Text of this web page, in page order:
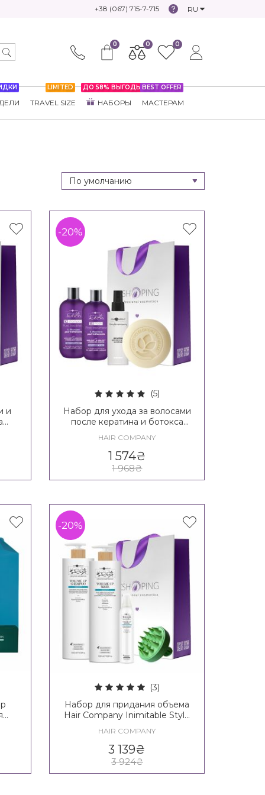
+38 (067) 715-7-715 RU
0 0 0
LIMITED
TRAVEL SIZE
ДО 58% ВЫГОДЫ
НАБОРЫ
BEST OFFER
МАСТЕРАМ
и
-20%
(5)
Набор для ухода за волосами
после кератина и ботокса
K-liss Kit
HAIR COMPANY
1 574₴
1 968₴
-20%
(3)
Набор для придания объема
Hair Company Inimitable Style
Hair Kit XXL
HAIR COMPANY
3 139₴
3 924₴